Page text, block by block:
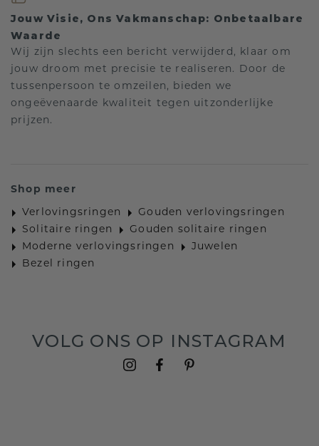
Jouw Visie, Ons Vakmanschap: Onbetaalbare
Waarde
Wij zijn slechts een bericht verwijderd, klaar om
jouw droom met precisie te realiseren. Door de
tussenpersoon te omzeilen, bieden we
ongeëvenaarde kwaliteit tegen uitzonderlijke
prijzen.
Shop meer
Verlovingsringen
Gouden verlovingsringen
Solitaire ringen
Gouden solitaire ringen
Moderne verlovingsringen
Juwelen
Bezel ringen
VOLG ONS OP INSTAGRAM